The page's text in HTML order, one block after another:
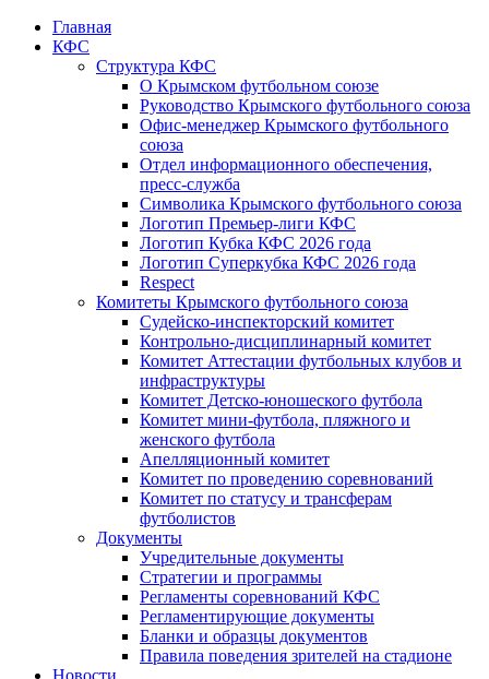
Главная
КФС
Структура КФС
О Крымском футбольном союзе
Руководство Крымского футбольного союза
Офис-менеджер Крымского футбольного
союза
Отдел информационного обеспечения,
пресс-служба
Символика Крымского футбольного союза
Логотип Премьер-лиги КФС
Логотип Кубка КФС 2026 года
Логотип Суперкубка КФС 2026 года
Respect
Комитеты Крымского футбольного союза
Судейско-инспекторский комитет
Контрольно-дисциплинарный комитет
Комитет Аттестации футбольных клубов и
инфраструктуры
Комитет Детско-юношеского футбола
Комитет мини-футбола, пляжного и
женского футбола
Апелляционный комитет
Комитет по проведению соревнований
Комитет по статусу и трансферам
футболистов
Документы
Учредительные документы
Стратегии и программы
Регламенты соревнований КФС
Регламентирующие документы
Бланки и образцы документов
Правила поведения зрителей на стадионе
Новости